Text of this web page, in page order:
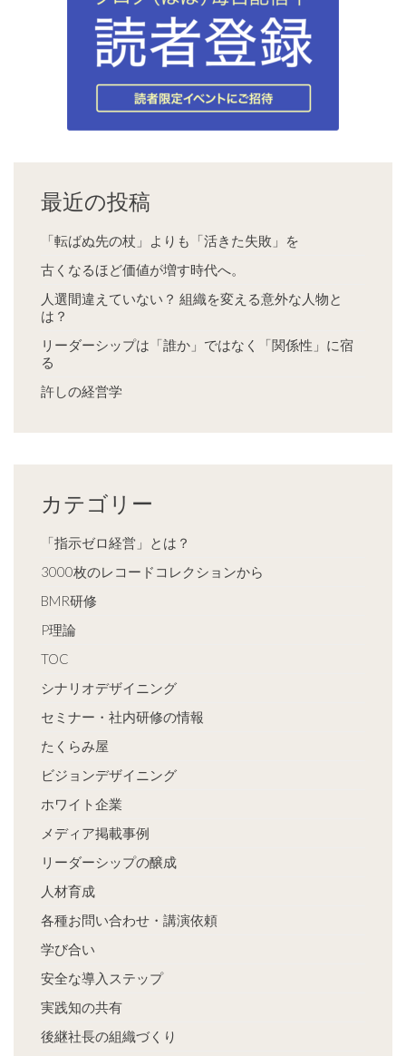
最近の投稿
「転ばぬ先の杖」よりも「活きた失敗」を
古くなるほど価値が増す時代へ。
人選間違えていない？ 組織を変える意外な人物と
は？
リーダーシップは「誰か」ではなく「関係性」に宿
る
許しの経営学
カテゴリー
「指示ゼロ経営」とは？
3000枚のレコードコレクションから
BMR研修
P理論
TOC
シナリオデザイニング
セミナー・社内研修の情報
たくらみ屋
ビジョンデザイニング
ホワイト企業
メディア掲載事例
リーダーシップの醸成
人材育成
各種お問い合わせ・講演依頼
学び合い
安全な導入ステップ
実践知の共有
後継社長の組織づくり